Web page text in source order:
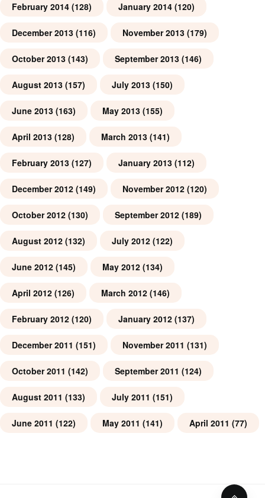
February 2014 (128) January 2014 (120)
December 2013 (116) November 2013 (179)
October 2013 (143) September 2013 (146)
August 2013 (157) July 2013 (150)
June 2013 (163) May 2013 (155)
April 2013 (128) March 2013 (141)
February 2013 (127) January 2013 (112)
December 2012 (149) November 2012 (120)
October 2012 (130) September 2012 (189)
August 2012 (132) July 2012 (122)
June 2012 (145) May 2012 (134)
April 2012 (126) March 2012 (146)
February 2012 (120) January 2012 (137)
December 2011 (151) November 2011 (131)
October 2011 (142) September 2011 (124)
August 2011 (133) July 2011 (151)
June 2011 (122) May 2011 (141) April 2011 (77)